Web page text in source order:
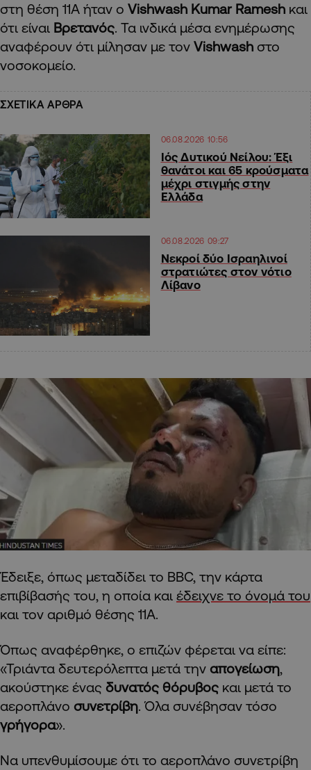
στη θέση 11Α ήταν ο Vishwash Kumar Ramesh και
ότι είναι Βρετανός. Τα ινδικά μέσα ενημέρωσης
αναφέρουν ότι μίλησαν με τον Vishwash στο
νοσοκομείο.
ΣΧΕΤΙΚΑ ΑΡΘΡΑ
06.08.2026 10:56
Ιός Δυτικού Νείλου: Έξι
θανάτοι και 65 κρούσματα
μέχρι στιγμής στην
Ελλάδα
06.08.2026 09:27
Νεκροί δύο Ισραηλινοί
στρατιώτες στον νότιο
Λίβανο
Έδειξε, όπως μεταδίδει το BBC, την κάρτα
επιβίβασής του, η οποία και έδειχνε το όνομά του
και τον αριθμό θέσης 11Α.
Όπως αναφέρθηκε, ο επιζών φέρεται να είπε:
«Τριάντα δευτερόλεπτα μετά την απογείωση,
ακούστηκε ένας δυνατός θόρυβος και μετά το
αεροπλάνο συνετρίβη. Όλα συνέβησαν τόσο
γρήγορα».
Να υπενθυμίσουμε ότι το αεροπλάνο συνετρίβη